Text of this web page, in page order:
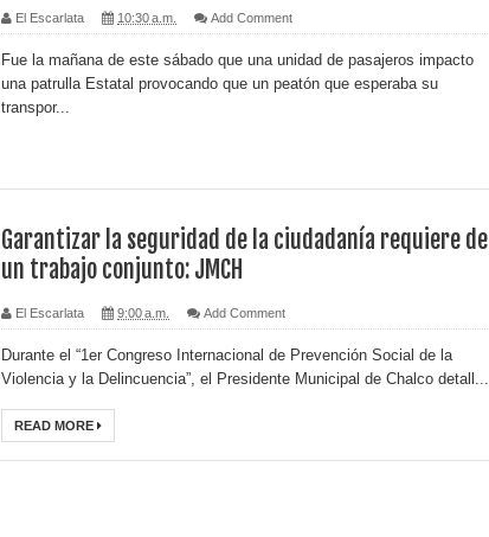
El Escarlata 10:30 a.m. Add Comment
Fue la mañana de este sábado que una unidad de pasajeros impacto
una patrulla Estatal provocando que un peatón que esperaba su
transpor...
Garantizar la seguridad de la ciudadanía requiere de
un trabajo conjunto: JMCH
El Escarlata 9:00 a.m. Add Comment
Durante el “1er Congreso Internacional de Prevención Social de la
Violencia y la Delincuencia”, el Presidente Municipal de Chalco detall...
READ MORE